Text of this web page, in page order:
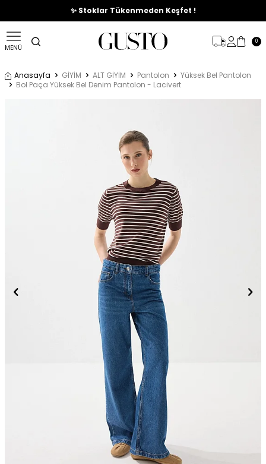
🎉%70'e Varan Büyük Yaz İndirim Başladı !
✨ Stoklar Tükenmeden Keşfet !
MENÜ
0
Anasayfa GİYİM ALT GİYİM Pantolon
Yüksek Bel Pantolon
Bol Paça Yüksek Bel Denim Pantolon - Lacivert